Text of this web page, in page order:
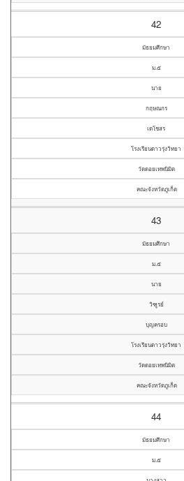
42
มัธยมศึกษา
ม.๕
นาย
กฤษณกร
เดโชสร
โรงเรียนดาวรุ่งวิทยา
วัดดอยเทพนิมิต
คณะจังหวัดภูเก็ต
43
มัธยมศึกษา
ม.๕
นาย
วิฑูรย์
บุญครอบ
โรงเรียนดาวรุ่งวิทยา
วัดดอยเทพนิมิต
คณะจังหวัดภูเก็ต
44
มัธยมศึกษา
ม.๕